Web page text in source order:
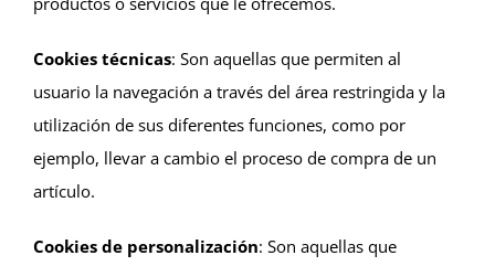
Cookies técnicas: Son aquellas que permiten al
usuario la navegación a través del área restringida y la
utilización de sus diferentes funciones, como por
ejemplo, llevar a cambio el proceso de compra de un
artículo.
Cookies de personalización: Son aquellas que